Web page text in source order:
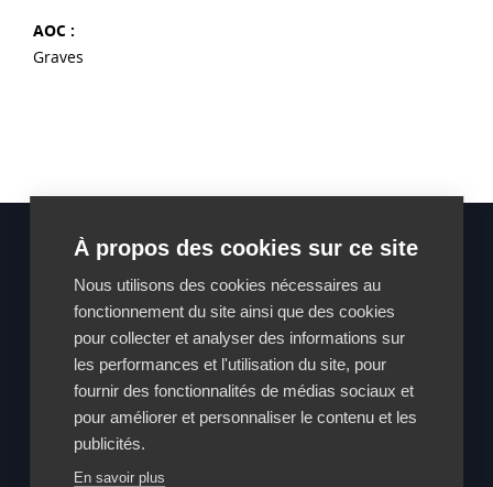
AOC :
Graves
Qui sommes-nous
Actualités
Adhérez
À propos des cookies sur ce site
Nous utilisons des cookies nécessaires au
fonctionnement du site ainsi que des cookies
pour collecter et analyser des informations sur
les performances et l'utilisation du site, pour
fournir des fonctionnalités de médias sociaux et
pour améliorer et personnaliser le contenu et les
publicités.
En savoir plus